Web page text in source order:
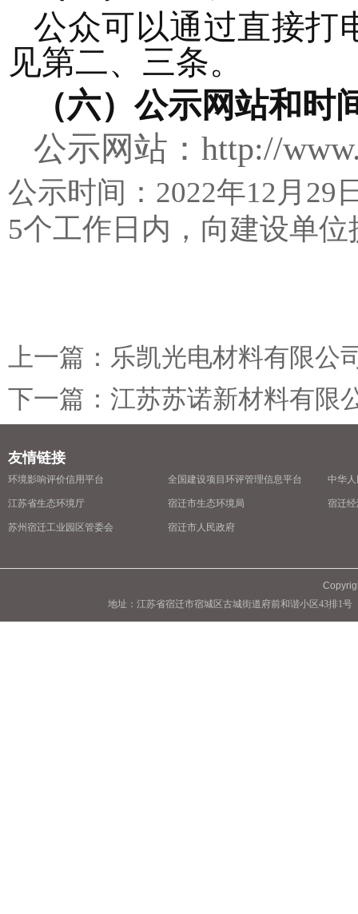
公众可以通过直接打
见第二、三条。
（六）公示网站和时
公示网站： http://
公示时间： 2022年12 月29
5个工作日内，向建设单
上一篇： 乐凯光电材料有限公
下一篇： 江苏苏诺新材料有限
友情链接
环境影响评价信用平台 全国建设项目环评管理信息平台 中华
江苏省生态环境厅 宿迁市生态环境局 宿迁
苏州宿迁工业园区管委会 宿迁市人民政府
地址：江苏省宿迁市宿城区古城街道府前和谐小区43排1